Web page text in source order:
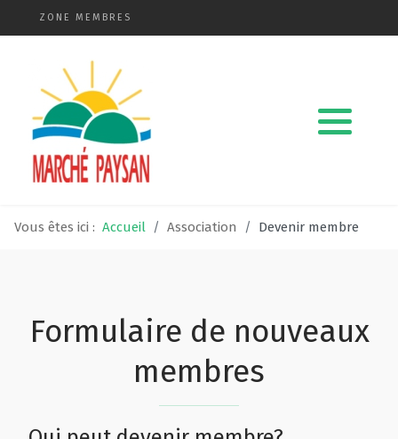
ZONE MEMBRES
Vous êtes ici : Accueil Association Devenir membre
Formulaire de nouveaux
membres
Qui sommes-nous ?
La charte
Le comité
Le matériel membres
Revue de presse
Guide de la vente directe